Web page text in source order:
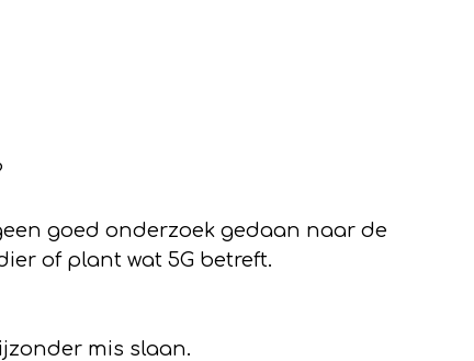
goed onderzoek gedaan naar de
of plant wat 5G betreft.
mis slaan.